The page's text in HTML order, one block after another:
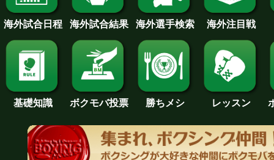
海外試合日程 海外試合結果 海外選手検索 海外注目戦
基礎知識 ボクモバ投票 勝ちメシ レッスン